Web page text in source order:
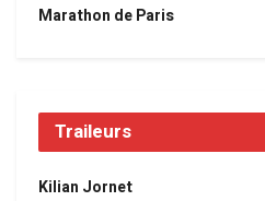
Marathon de Paris
Traileurs
Kilian Jornet